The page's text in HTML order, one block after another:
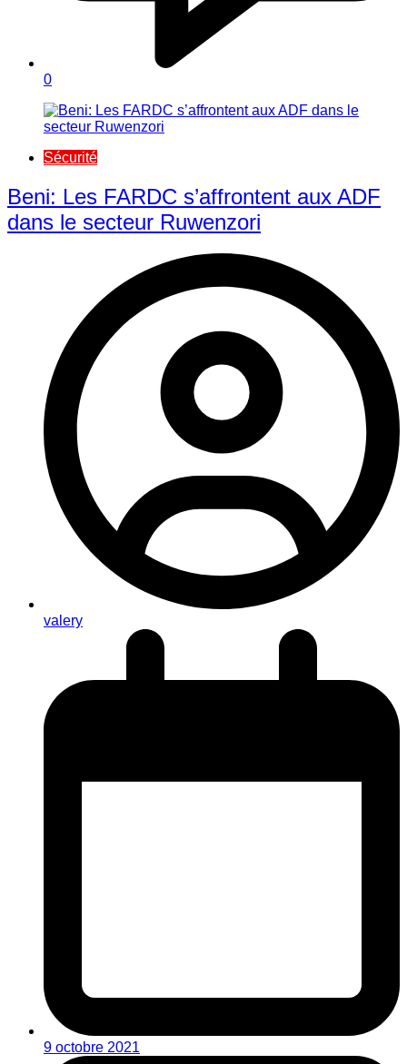
0
Sécurité
Beni: Les FARDC s’affrontent aux ADF
dans le secteur Ruwenzori
valery
9 octobre 2021